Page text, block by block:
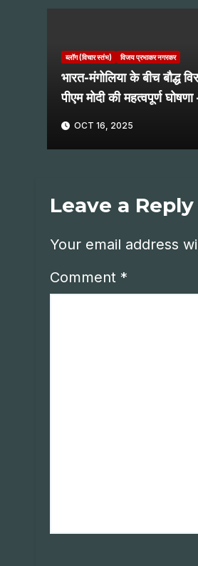
ब्लॉग (विचार स्तंभ) विजय प्रभाकर नगरकर
भारत-मंगोलिया के बीच बौद्ध
पीएम मोदी की महत्वपूर्ण
OCT 16, 2025
Leave a Reply
Your email address
Comment *